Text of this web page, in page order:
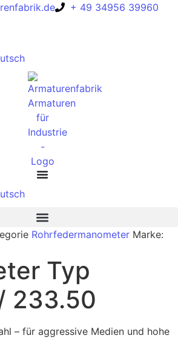
+ 49 34956 39960
Rohrfedermanometer Marke:
Typ
233.50
– für aggressive Medien und hohe